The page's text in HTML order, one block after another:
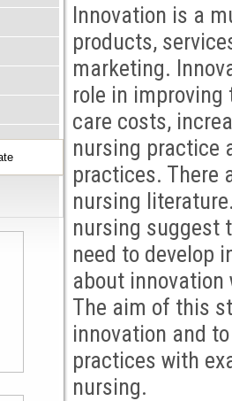
Innovation is a
products,
marketing.
role in
care costs,
nursing practice
practices. There
nursing
nursing suggest
need to develop
about
The aim of this
innovation and
practices with
nursing.